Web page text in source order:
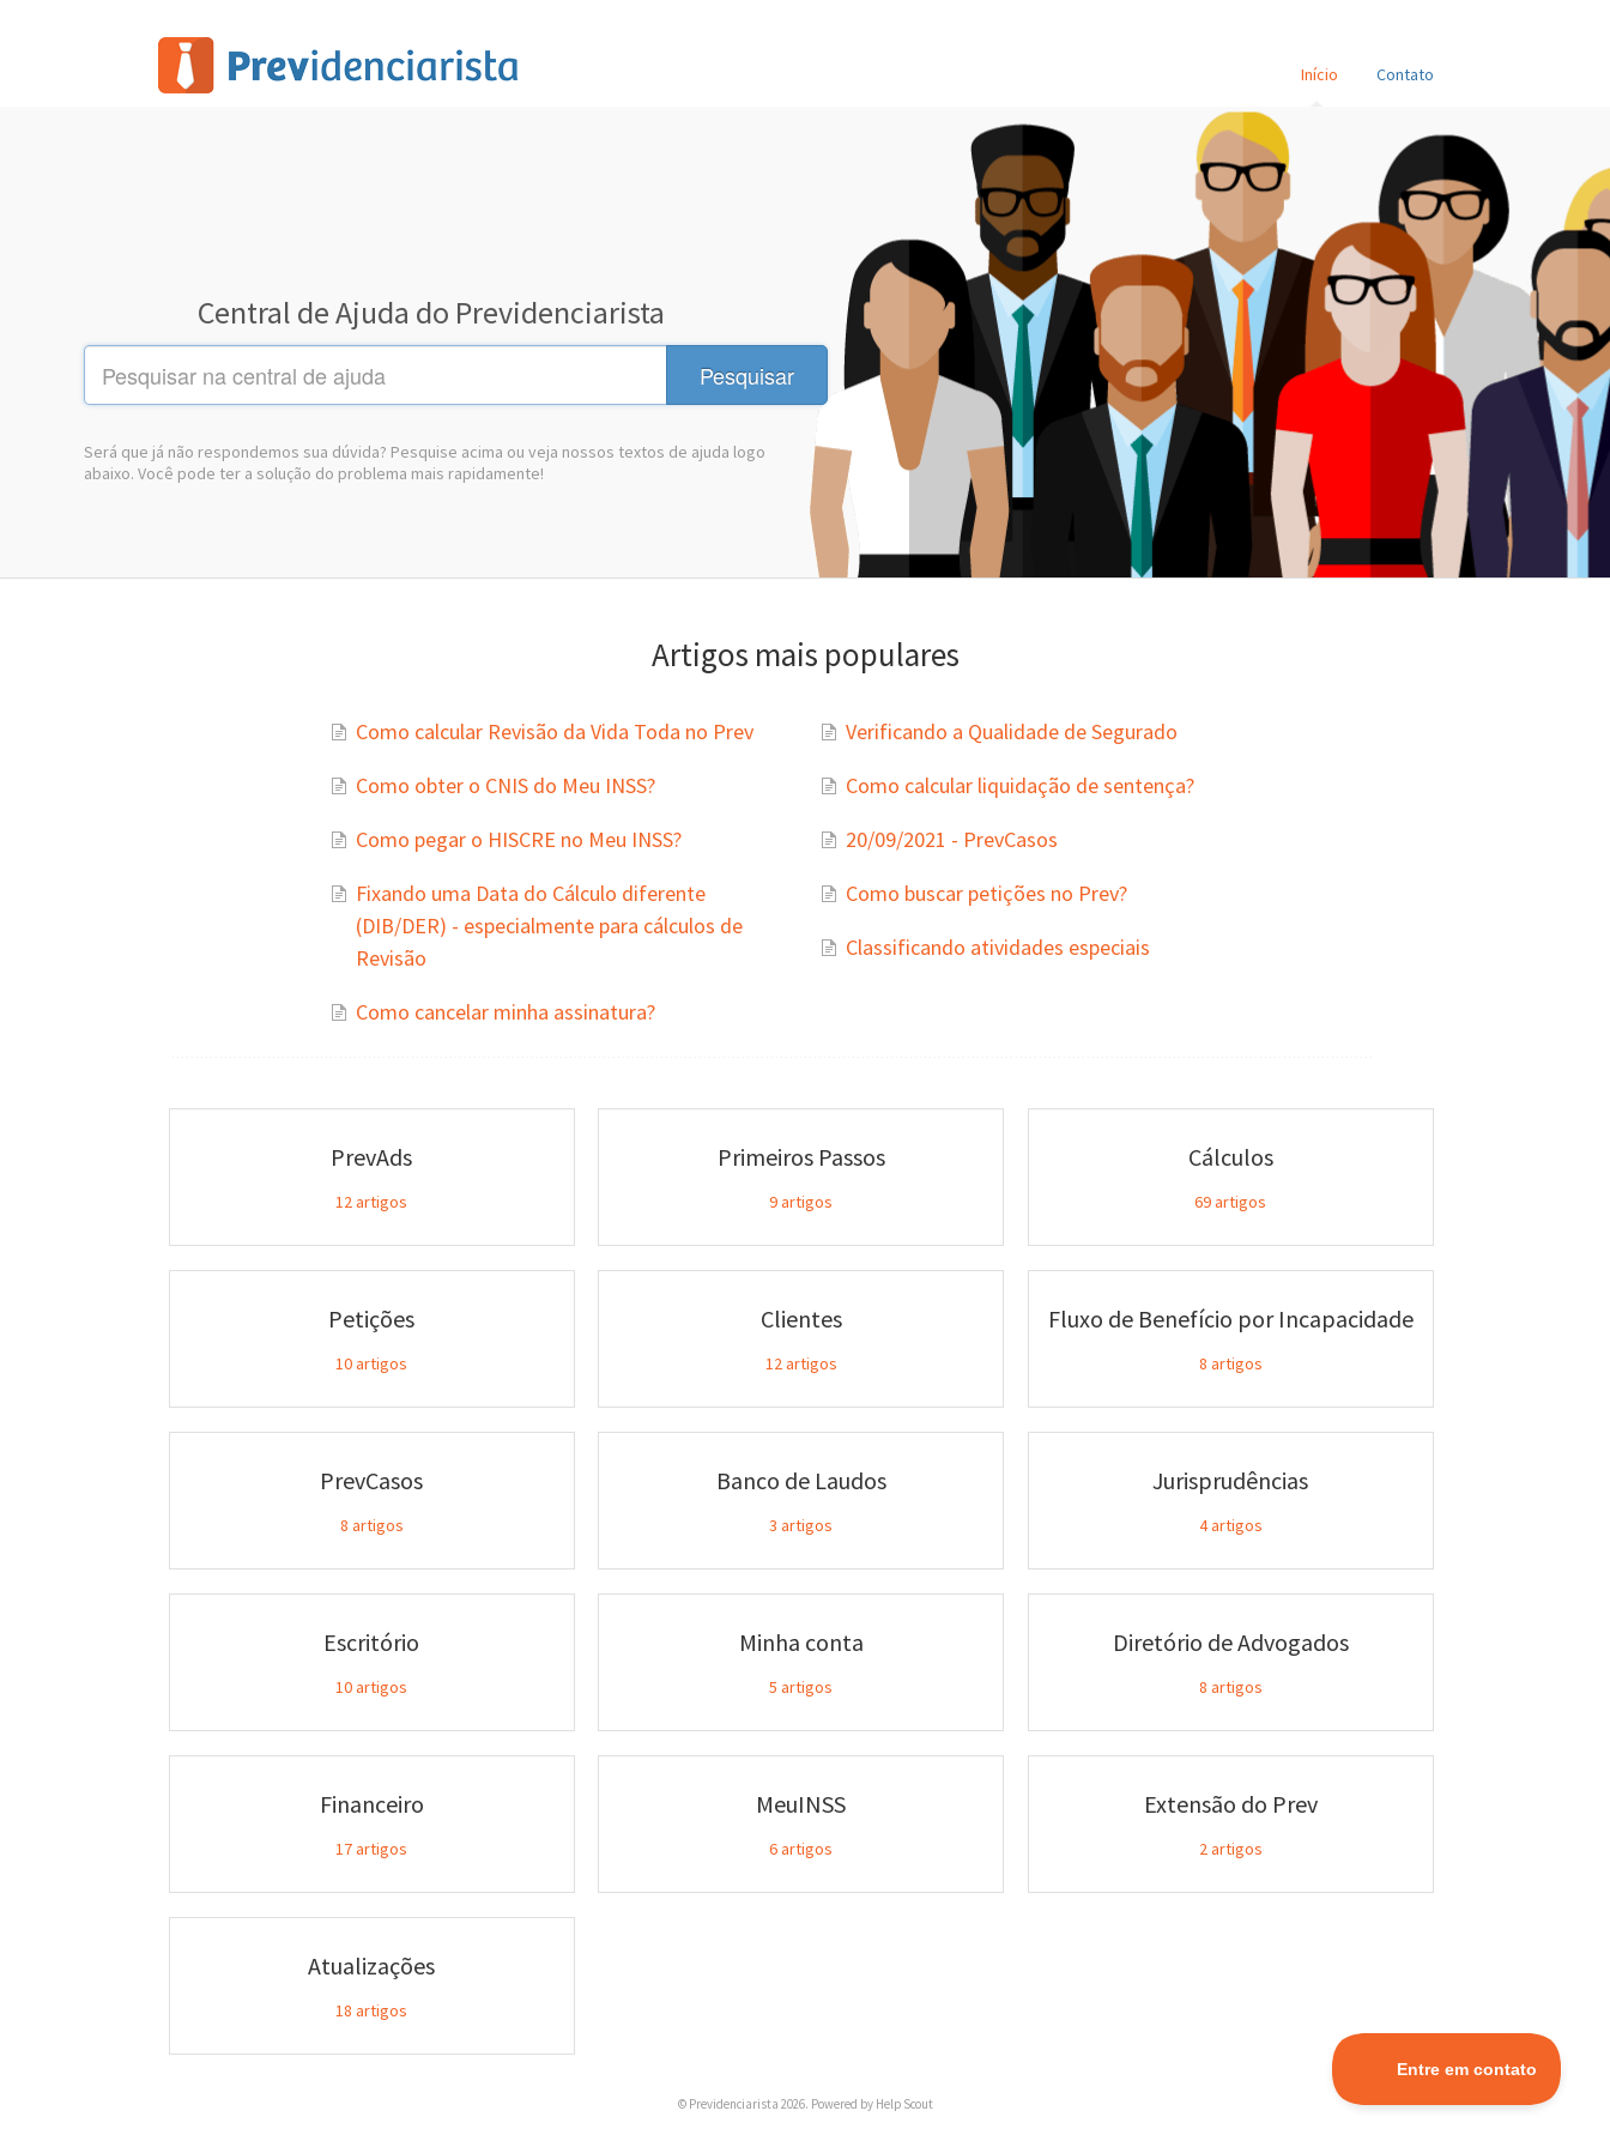
Início Contato
Central de Ajuda do Previdenciarista
Pesquisar
Artigos mais populares
Como calcular Revisão da Vida Toda no Prev
Como obter o CNIS do Meu INSS?
Como pegar o HISCRE no Meu INSS?
Fixando uma Data do Cálculo diferente
(DIB/DER) - especialmente para cálculos de
Revisão
Como cancelar minha assinatura?
Verificando a Qualidade de Segurado
Como calcular liquidação de sentença?
20/09/2021 - PrevCasos
Como buscar petições no Prev?
Classificando atividades especiais
PrevAds
12artigos
Primeiros Passos
9artigos
Cálculos
69artigos
Petições
10artigos
Clientes
12artigos
Fluxo de Benefício por Incapacidade
8 artigos
PrevCasos
8 artigos
Banco de Laudos
3 artigos
Jurisprudências
4artigos
Escritório
10artigos
Minha conta
5 artigos
Diretório de Advogados
8 artigos
Financeiro
17artigos
MeuINSS
6artigos
Extensão do Prev
2artigos
Atualizações
18 artigos
© Previdenciarista 2026. Powered by Help Scout